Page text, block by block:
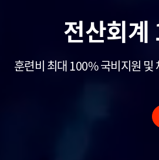
전산회계
훈련비 최대 100% 국비지원 및